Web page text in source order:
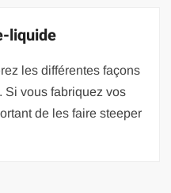
liquide
les différentes façons
Si vous fabriquez vos
de les faire steeper